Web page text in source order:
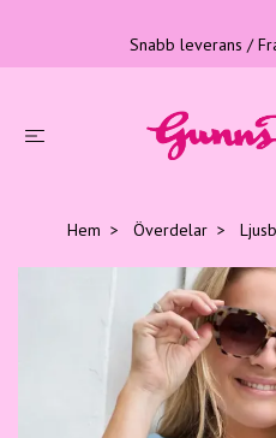
Snabb leverans /
Hem Överdelar